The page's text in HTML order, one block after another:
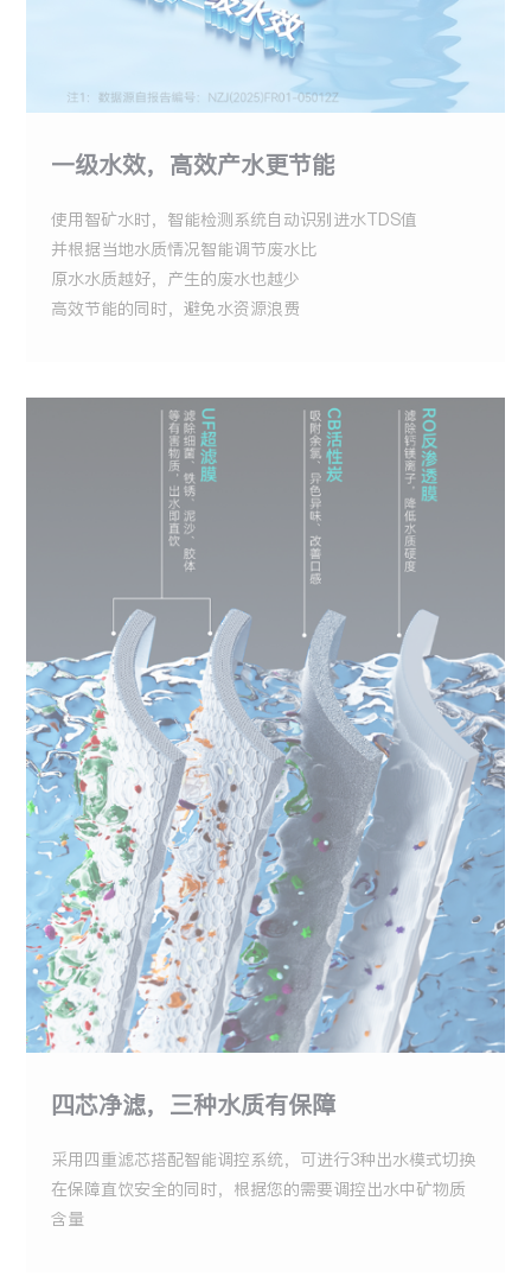
一级水效，高效产水更节能
使用智矿水时，智能检测系统自动识别进水TDS值
并根据当地水质情况智能调节废水比
原水水质越好，产生的废水也越少
高效节能的同时，避免水资源浪费
四芯净滤，三种水质有保障
采用四重滤芯搭配智能调控系统，可进行3种出水模式切换
在保障直饮安全的同时，根据您的需要调控出水中矿物质
含量